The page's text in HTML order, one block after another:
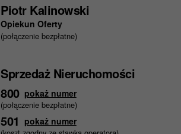
Piotr Kalinowski
Opiekun Oferty
(połączenie bezpłatne)
Sprzedaż Nieruchomości
800 pokaż numer
(połączenie bezpłatne)
501 pokaż numer